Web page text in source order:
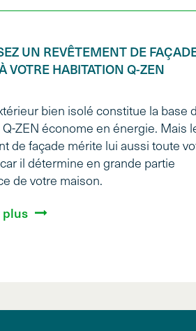
UN REVÊTEMENT DE
VOTRE HABITATION Q-ZEN
bien isolé constitue la base
ZEN économe en énergie. Mais
de façade mérite lui aussi toute
il détermine en grande partie
de votre maison.
plus